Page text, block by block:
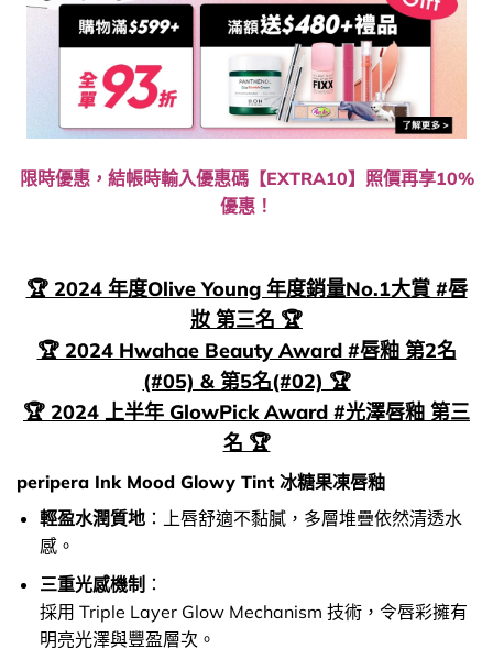
限時優惠，結帳時輸入優惠碼【EXTRA10】照價再享10%
優惠！
🏆 2024 年度Olive Young 年度銷量No.1大賞 #唇
妝 第三名 🏆
🏆 2024 Hwahae Beauty Award #唇釉 第2名
(#05) & 第5名(#02) 🏆
🏆 2024 上半年 GlowPick Award #光澤唇釉 第三
名 🏆
peripera Ink Mood Glowy Tint 冰糖果凍唇釉
輕盈水潤質地：上唇舒適不黏膩，多層堆疊依然清透水
感。
三重光感機制 ：
採用 Triple Layer Glow Mechanism 技術，令唇彩擁有
明亮光澤與豐盈層次。